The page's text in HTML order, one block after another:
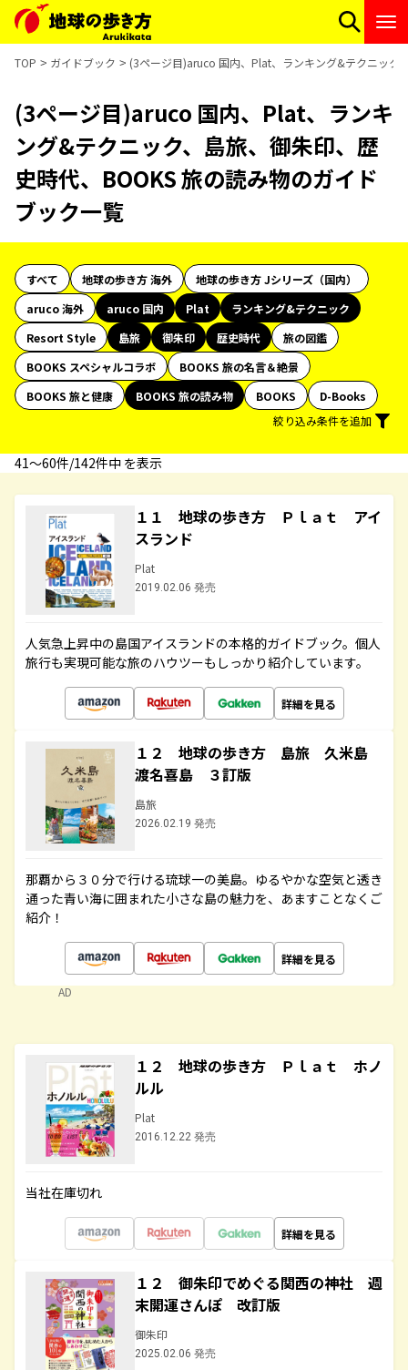
TOP ガイドブック (3ページ目)aruco 国内、Plat、ランキング&テクニック
(3ページ目)aruco 国内、Plat、ランキ
ング&テクニック、島旅、御朱印、歴
史時代、BOOKS 旅の読み物のガイド
ブック一覧
すべて 地球の歩き方 海外
地球の歩き方 Jシリーズ（国内）
aruco 海外
aruco 国内 Plat
ランキング&テクニック
Resort Style
島旅 御朱印 歴史時代
旅の図鑑
BOOKS スペシャルコラボ
BOOKS 旅の名言＆絶景
BOOKS 旅と健康
BOOKS 旅の読み物 BOOKS
D-Books
絞り込み条件を追加
41〜60件/142件中 を表示
１１ 地球の歩き方 Ｐｌａｔ アイ
スランド
Plat
2019.02.06 発売
人気急上昇中の島国アイスランドの本格的ガイドブック。個人
旅行も実現可能な旅のハウツーもしっかり紹介しています。
詳細を見る
１２ 地球の歩き方 島旅 久米島
渡名喜島 ３訂版
島旅
2026.02.19 発売
那覇から３０分で行ける琉球一の美島。ゆるやかな空気と透き
通った青い海に囲まれた小さな島の魅力を、あますことなくご
紹介！
詳細を見る
AD
１２ 地球の歩き方 Ｐｌａｔ ホノ
ルル
Plat
2016.12.22 発売
当社在庫切れ
詳細を見る
１２ 御朱印でめぐる関西の神社 週
末開運さんぽ 改訂版
御朱印
2025.02.06 発売